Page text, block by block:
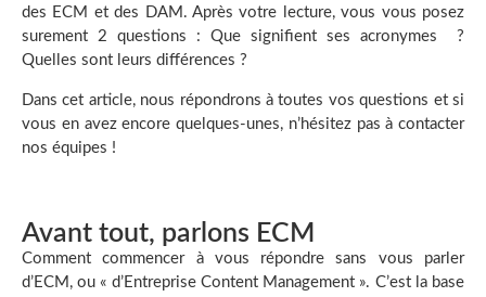
des ECM et des DAM. Après votre lecture, vous vous posez
surement 2 questions : Que signifient ses acronymes ?
Quelles sont leurs différences ?
Dans cet article, nous répondrons à toutes vos questions et si
vous en avez encore quelques-unes, n’hésitez pas à contacter
nos équipes !
Avant tout, parlons ECM
Comment commencer à vous répondre sans vous parler
d’ECM, ou « d’Entreprise Content Management ». C’est la base